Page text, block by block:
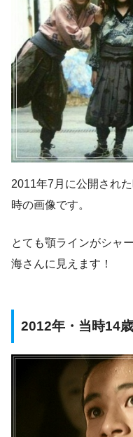
2011年7月に公開され
時の画像です。
とても顎ラインがシャ
海さんに見えます！
2012年・当時14歳